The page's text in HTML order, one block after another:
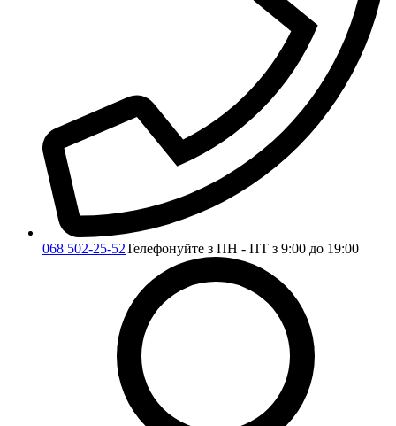
068 502-25-52Телефонуйте з ПН - ПТ з 9:00 до 19:00